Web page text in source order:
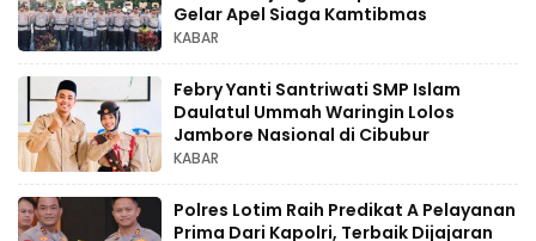
Gelar Apel Siaga Kamtibmas
KABAR
Febry Yanti Santriwati SMP Islam
Daulatul Ummah Waringin Lolos
Jambore Nasional di Cibubur
KABAR
Polres Lotim Raih Predikat A Pelayanan
Prima Dari Kapolri, Terbaik Dijajaran